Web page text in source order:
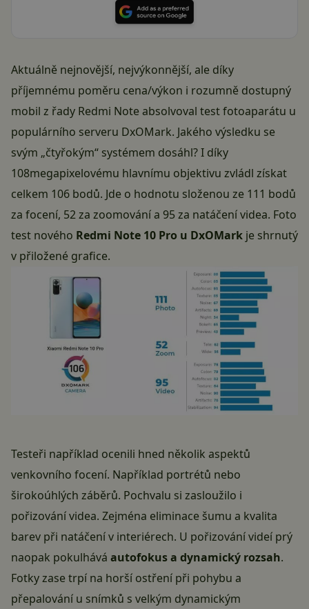
Aktuálně nejnovější, nejvýkonnější, ale díky
příjemnému poměru cena/výkon i rozumně dostupný
mobil z řady Redmi Note absolvoval test fotoaparátu u
populárního serveru DxOMark. Jakého výsledku se
svým „čtyřokým“ systémem dosáhl? I díky
108megapixelovému hlavnímu objektivu zvládl získat
celkem 106 bodů. Jde o hodnotu složenou ze 111 bodů
za focení, 52 za zoomování a 95 za natáčení videa. Foto
test nového Redmi Note 10 Pro u DxOMark je shrnutý
v přiložené grafice.
Testeři například ocenili hned několik aspektů
venkovního focení. Například portrétů nebo
širokoúhlých záběrů. Pochvalu si zasloužilo i
pořizování videa. Zejména eliminace šumu a kvalita
barev při natáčení v interiérech. U pořizování videí prý
naopak pokulhává autofokus a dynamický rozsah.
Fotky zase trpí na horší ostření při pohybu a
přepalování u snímků s velkým dynamickým